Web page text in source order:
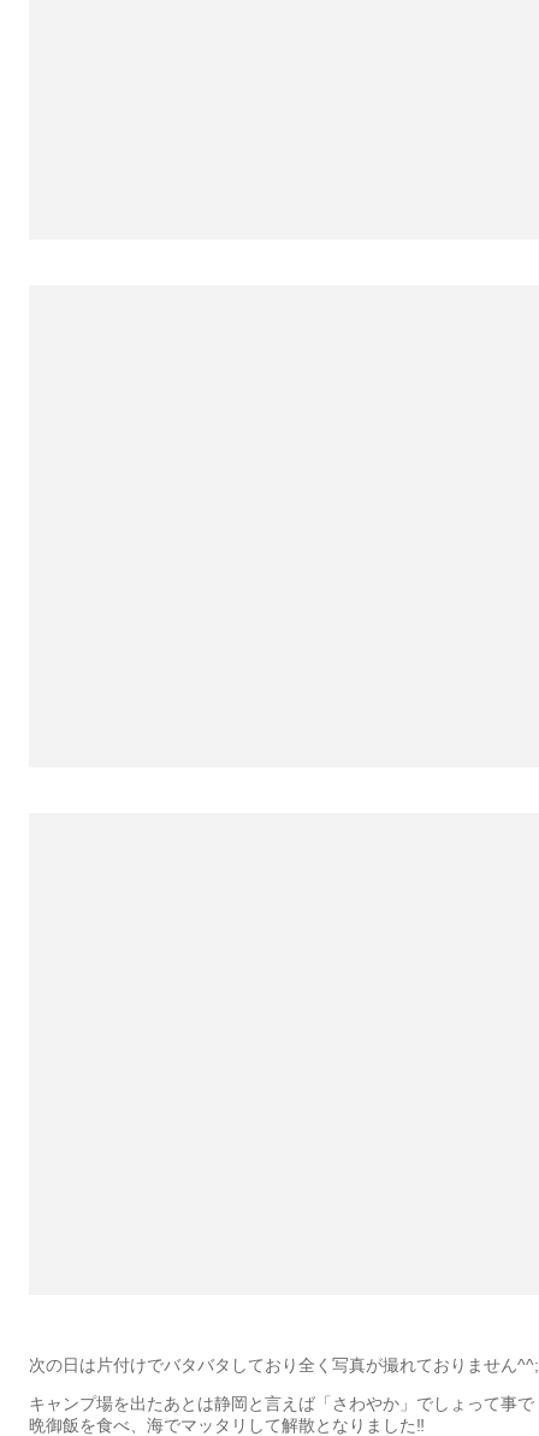
次の日は片付けでバタバタしており全く写真が撮れておりません^^;
キャンプ場を出たあとは静岡と言えば「さわやか」でしょって事で
晩御飯を食べ、海でマッタリして解散となりました‼︎